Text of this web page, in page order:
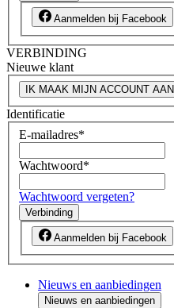
Aanmelden bij Facebook
VERBINDING
Nieuwe klant
IK MAAK MIJN ACCOUNT AAN
Identificatie
E-mailadres*
Wachtwoord*
Wachtwoord vergeten?
Verbinding
Aanmelden bij Facebook
Nieuws en aanbiedingen
Nieuws en aanbiedingen